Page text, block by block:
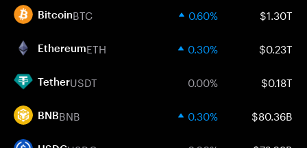
BitcoinBTC 0.60% $1.30T
EthereumETH 0.30% $0.23T
TetherUSDT 0.00% $0.18T
BNBBNB 0.30% $80.36B